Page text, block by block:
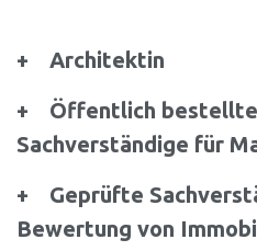
Architektin
Öffentlich
Sachverständige für
Geprüfte
Bewertung von